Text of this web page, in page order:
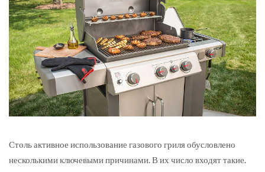
Столь активное использование газового гриля обусловлено
несколькими ключевыми причинами. В их число входят такие.